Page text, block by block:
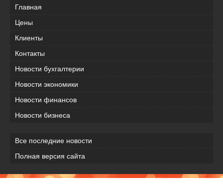
Главная
Цены
Клиенты
Контакты
Новости бухгалтерии
Новости экономики
Новости финансов
Новости бизнеса
Все последние новости
Полная версия сайта